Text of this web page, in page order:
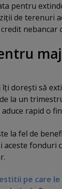
pentru
de terenuri
doreşti să
la un
rapid o
la fel de
aceste
pe care